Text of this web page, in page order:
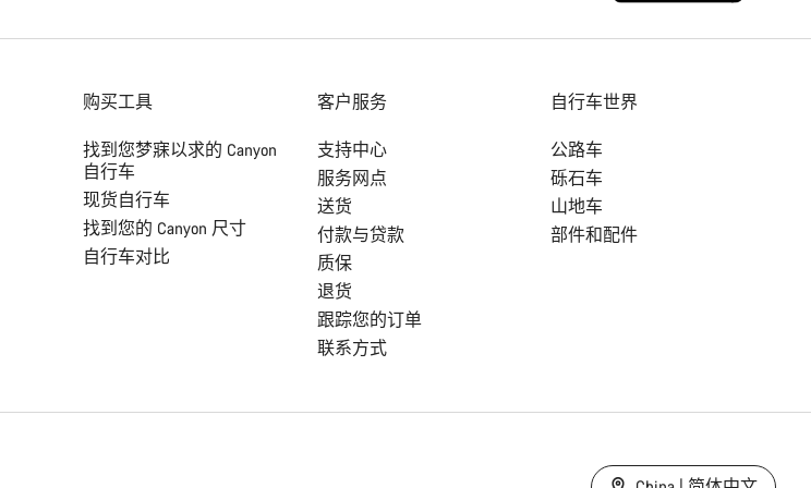
购买工具
找到您梦寐以求的 Canyon
自行车
现货自行车
找到您的 Canyon 尺寸
自行车对比
客户服务
支持中心
服务网点
送货
付款与贷款
质保
退货
跟踪您的订单
联系方式
自行车世界
公路车
砾石车
山地车
部件和配件